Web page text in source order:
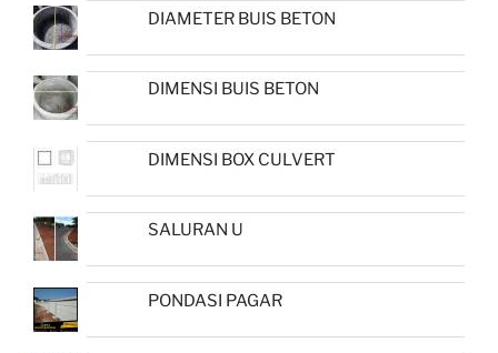
DIAMETER BUIS BETON
DIMENSI BUIS BETON
DIMENSI BOX CULVERT
SALURAN U
PONDASI PAGAR